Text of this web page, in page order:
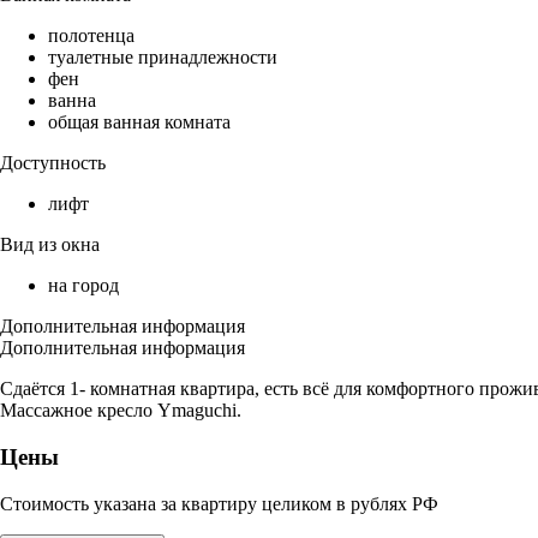
полотенца
туалетные принадлежности
фен
ванна
общая ванная комната
Доступность
лифт
Вид из окна
на город
Дополнительная информация
Дополнительная информация
Сдаётся 1- комнатная квартира, есть всё для комфортного
Массажное кресло Ymaguchi.
Цены
Стоимость указана за квартиру целиком в рублях РФ